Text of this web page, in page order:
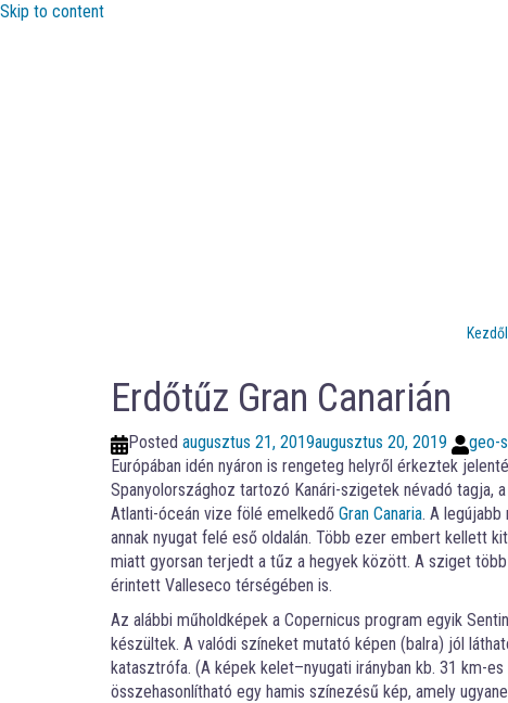
Skip to content
Erdőtűz Gran Canarián
Posted augusztus 21, 2019augusztus 20, 2019
geo-
Európában idén nyáron is rengeteg helyről érkeztek
Spanyolországhoz tartozó Kanári-szigetek névadó tagja,
Atlanti-óceán vize fölé emelkedő Gran Canaria. A
annak nyugat felé eső oldalán. Több ezer embert kellett
miatt gyorsan terjedt a tűz a hegyek között. A sziget
érintett Valleseco térségében is.
Az alábbi műholdképek a Copernicus program egyik
készültek. A valódi színeket mutató képen (balra) jól
katasztrófa. (A képek kelet–nyugati irányban kb. 31 km-
összehasonlítható egy hamis színezésű kép, amely